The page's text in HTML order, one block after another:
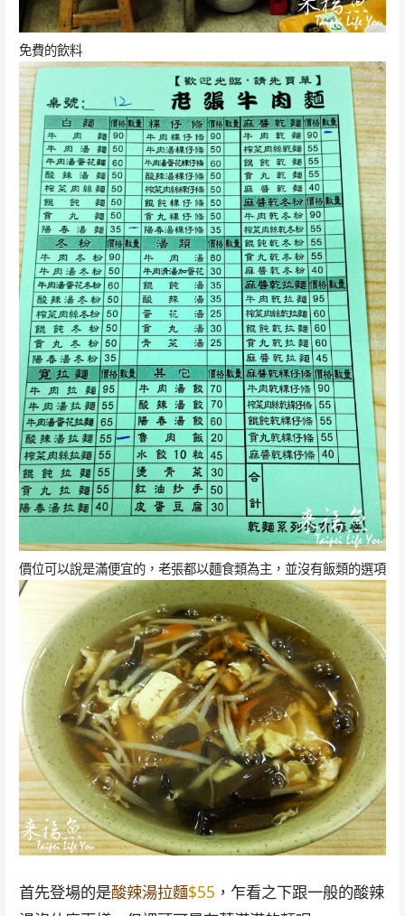
免費的飲料
價位可以說是滿便宜的，老張都以麵食類為主，並沒有飯類的選項
首先登場的是酸辣湯拉麵$55 ，乍看之下跟一般的酸辣